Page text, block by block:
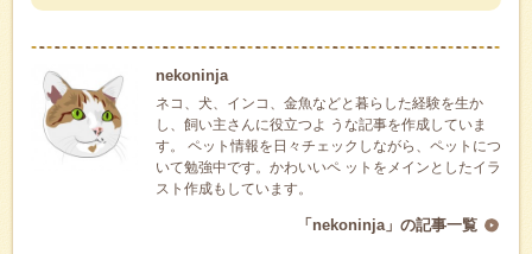
nekoninja
ネコ、犬、インコ、金魚などと暮らした経験を生か
し、飼い主さんに役立つよ うな記事を作成していま
す。 ペット情報を日々チェックしながら、ペットにつ
いて勉強中です。かわいいペ ットをメインとしたイラ
スト作成もしています。
「nekoninja」の記事一覧